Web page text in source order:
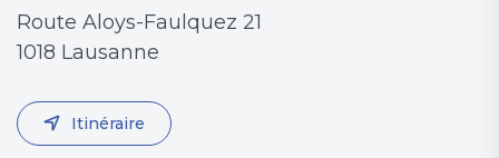
Route Aloys-Faulquez 21
1018 Lausanne
Itinéraire